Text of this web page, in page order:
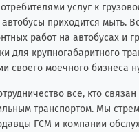
услуг к
приходится мыть.
работ на автобусах и
для крупногабаритного
своего моечного бизнеса
все, кто
транспортом. Мы
ГСМ и компании